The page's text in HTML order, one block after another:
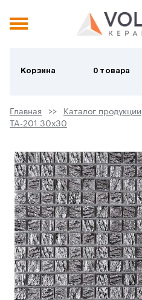
Корзина 0 товара
Главная Каталог продукции
TA-201 30х30